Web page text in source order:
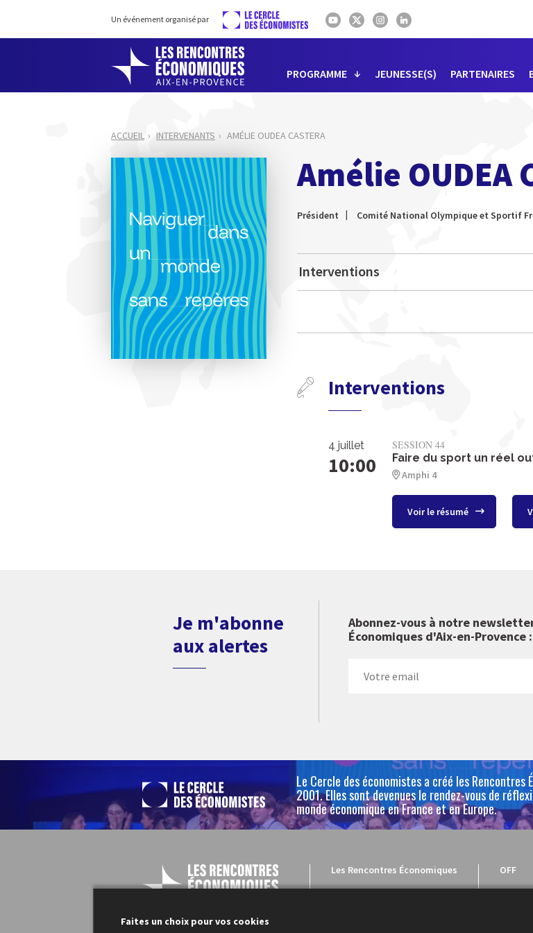
Un événement organisé par
PROGRAMME JEUNESSE(S) PARTENAIRES
ACCUEIL INTERVENANTS AMÉLIE OUDEA CASTERA
Amélie OUDEA
Président Comité National Olympique et Sportif
Interventions
Interventions
4 juillet
10:00
SESSION 44
Faire du sport un réel
Amphi 4
Voir le résumé
Je m'abonne
aux alertes
Abonnez-vous à notre
Économiques d'Aix-en-Provence :
Le Cercle des économistes a créé les Rencontres
2001. Elles sont devenues le rendez-vous de
monde économique en France et en Europe.
Les Rencontres Économiques
Programme
OFF
Le
Faites un choix pour vos cookies